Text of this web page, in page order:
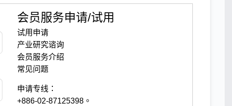
会员服务申请/试用
试用申请
产业研究谘询
会员服务介绍
常见问题
申请专线：
+886-02-87125398。